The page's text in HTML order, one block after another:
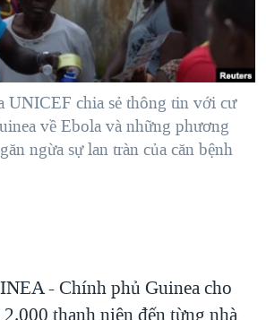
CỬ 2024
TRANH TẠI DẢI GAZA
& CON ĐƯỜNG
GIỚI
AFGHANISTAN
KIM TẠI VIỆT NAM
UNICEF chia sẻ thông tin với cư
về Ebola và những phương
ngừa sự lan tràn của căn bệnh
- Chính phủ Guinea cho
thanh niên đến từng nhà